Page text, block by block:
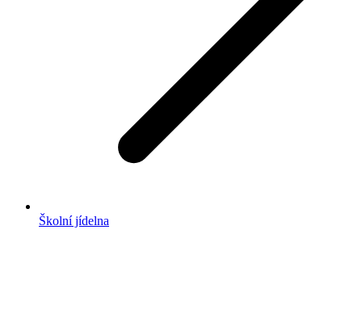
Školní jídelna